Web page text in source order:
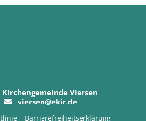
Viersen
viersen@ekir.de
Barrierefreiheitserklärung